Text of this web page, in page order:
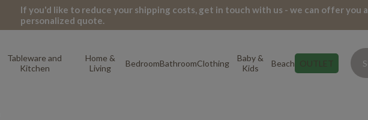
If you'd like to reduce your shipping costs, get in touch with us - we can offer you a
personalized quote.
Tableware and
Kitchen
Home &
Living
BedroomBathroomClothing
Baby &
Kids
Beach OUTLET